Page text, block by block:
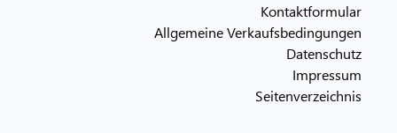
Kontaktformular
Allgemeine Verkaufsbedingungen
Datenschutz
Impressum
Seitenverzeichnis